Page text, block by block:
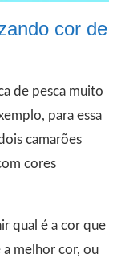
cor de
de pesca muito
para essa
camarões
cores
qual é a cor que
melhor cor, ou